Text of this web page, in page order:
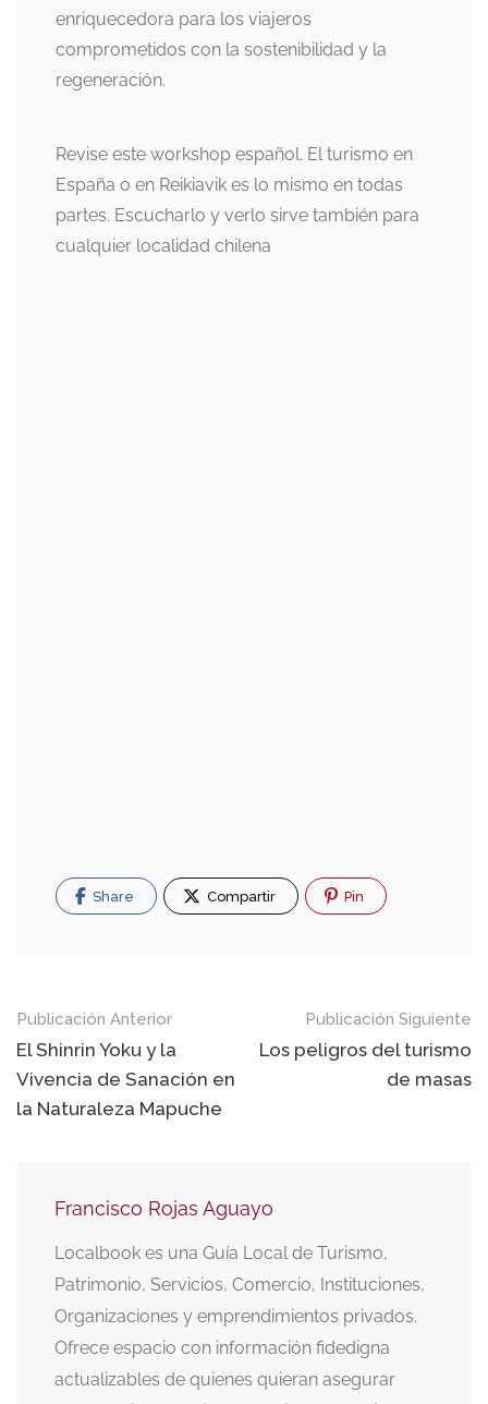
enriquecedora para los viajeros
comprometidos con la sostenibilidad y la
regeneración.
Revise este workshop español. El turismo en
España o en Reikiavik es lo mismo en todas
partes. Escucharlo y verlo sirve también para
cualquier localidad chilena
Share Compartir Pin
Navegación
de
publicaciones
Publicación Anterior
El Shinrin Yoku y la
Vivencia de Sanación en
la Naturaleza Mapuche
Publicación Siguiente
Los peligros del turismo
de masas
Francisco Rojas Aguayo
Localbook es una Guía Local de Turismo,
Patrimonio, Servicios, Comercio, Instituciones,
Organizaciones y emprendimientos privados.
Ofrece espacio con información fidedigna
actualizables de quienes quieran asegurar